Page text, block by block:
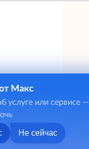
Макс
услуге или сервисе —
Не сейчас